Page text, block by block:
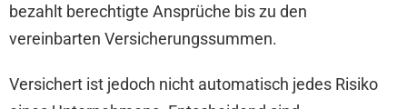
bezahlt berechtigte Ansprüche bis zu den
vereinbarten Versicherungssummen.
Versichert ist jedoch nicht automatisch jedes Risiko